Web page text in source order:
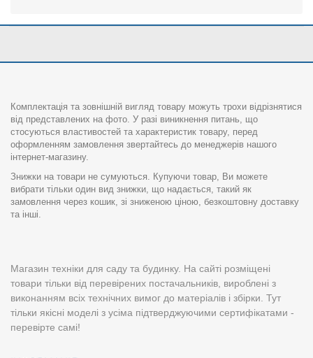
Комплектація та зовнішній вигляд товару можуть трохи відрізнятися
від представлених на фото. У разі виникнення питань, що
стосуються властивостей та характеристик товару, перед
оформленням замовлення звертайтесь до менеджерів нашого
інтернет-магазину.
Знижки на товари не сумуються. Купуючи товар, Ви можете
вибрати тільки один вид знижки, що надається, такий як
замовлення через кошик, зі зниженою ціною, безкоштовну доставку
та інші.
Магазин техніки для саду та будинку. На сайті розміщені
товари тільки від перевірених постачальників, вироблені з
виконанням всіх технічних вимог до матеріалів і збірки. Тут
тільки якісні моделі з усіма підтверджуючими сертифікатами -
перевірте самі!